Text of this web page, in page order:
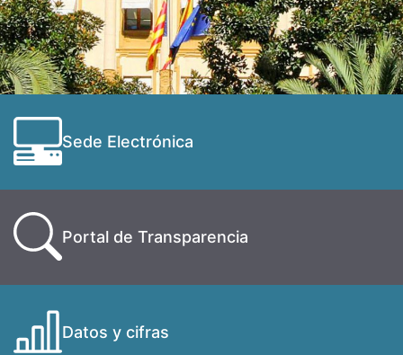
Sede Electrónica
Portal de Transparencia
Datos y cifras